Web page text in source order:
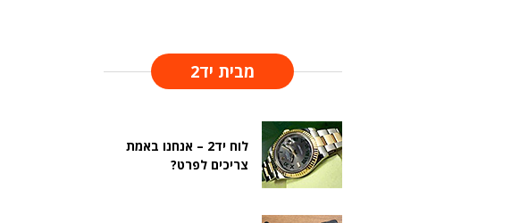
מבית יד2
לוח יד2 – אנחנו באמת
צריכים לפרט?